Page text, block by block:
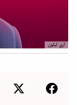
آري ليلون